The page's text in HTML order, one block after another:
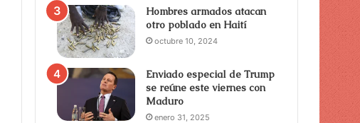
Hombres armados atacan
otro poblado en Haití
octubre 10, 2024
Enviado especial de Trump
se reúne este viernes con
Maduro
enero 31, 2025